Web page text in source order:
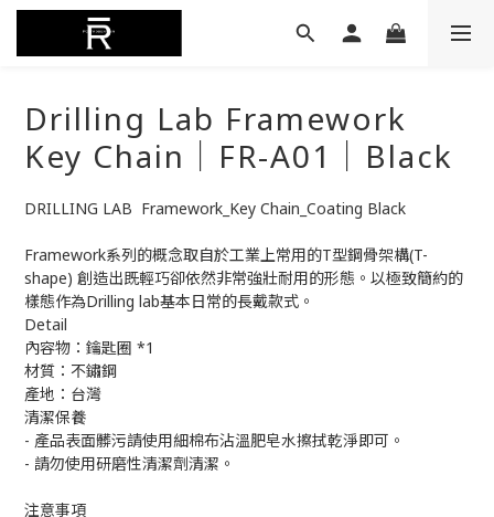
Drilling Lab Framework
Key Chain｜FR-A01｜Black
DRILLING LAB  Framework_Key Chain_Coating Black
Framework系列的概念取自於工業上常用的T型鋼骨架構(T-
shape) 創造出既輕巧卻依然非常強壯耐用的形態。以極致簡約的
樣態作為Drilling lab基本日常的長戴款式。
Detail
內容物：鑰匙圈 *1
材質：不鏽鋼
產地：台灣
清潔保養
- 產品表面髒污請使用細棉布沾溫肥皂水擦拭乾淨即可。
- 請勿使用研磨性清潔劑清潔。
注意事項